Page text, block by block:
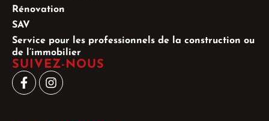
Rénovation
SAV
Service pour les professionnels de la construction ou
de l’immobilier
SUIVEZ-NOUS